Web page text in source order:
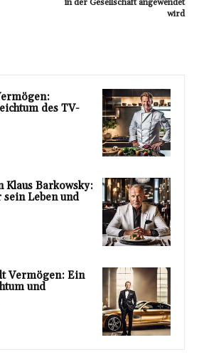
in der Gesellschaft angewendet
wird
des TV-
Klaus Barkowsky:
Leben und
Vermögen: Ein
und